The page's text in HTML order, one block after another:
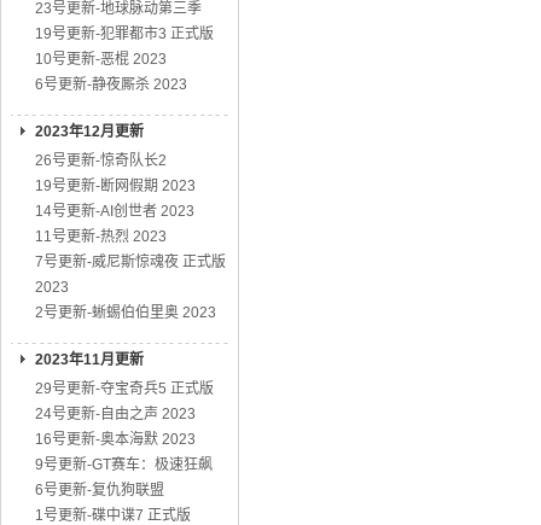
23号更新-地球脉动第三季
19号更新-犯罪都市3 正式版
10号更新-恶棍 2023
6号更新-静夜厮杀 2023
2023年12月更新
26号更新-惊奇队长2
19号更新-断网假期 2023
14号更新-AI创世者 2023
11号更新-热烈 2023
7号更新-威尼斯惊魂夜 正式版
2023
2号更新-蜥蜴伯伯里奥 2023
2023年11月更新
29号更新-夺宝奇兵5 正式版
24号更新-自由之声 2023
16号更新-奥本海默 2023
9号更新-GT赛车：极速狂飙
6号更新-复仇狗联盟
1号更新-碟中谍7 正式版